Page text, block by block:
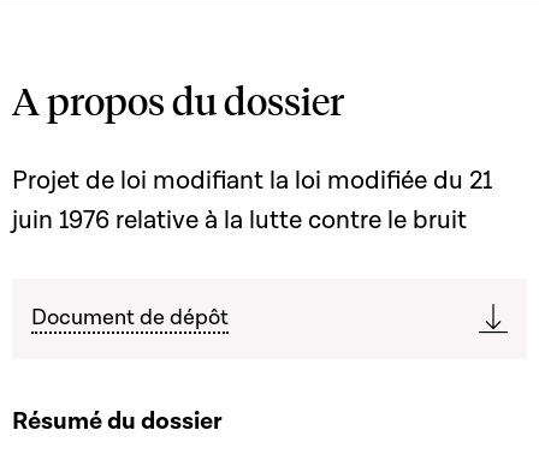
A propos du dossier
Projet de loi modifiant la loi modifiée du 21
juin 1976 relative à la lutte contre le bruit
Document de dépôt
Résumé du dossier